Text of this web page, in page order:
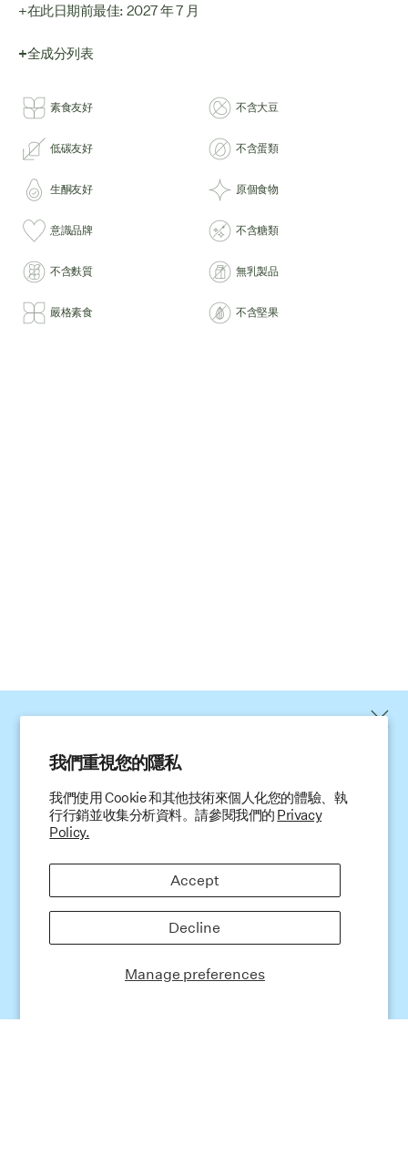
我們重視您的隱私
我們使用 Cookie 和其他技術來個人化您的體驗、執
行行銷並收集分析資料。請參閱我們的 Privacy
Policy.
Manage preferences
Accept
Decline
+在此日期前最佳: 2027 年 7 月
+全成分列表
素食友好
嚴格素食
不含大豆
不含堅果
低碳友好 不含蛋類
生酮友好 原個食物
意識品牌 不含糖類
不含麩質 無乳製品
可獲取新品上市資訊與專屬優惠。